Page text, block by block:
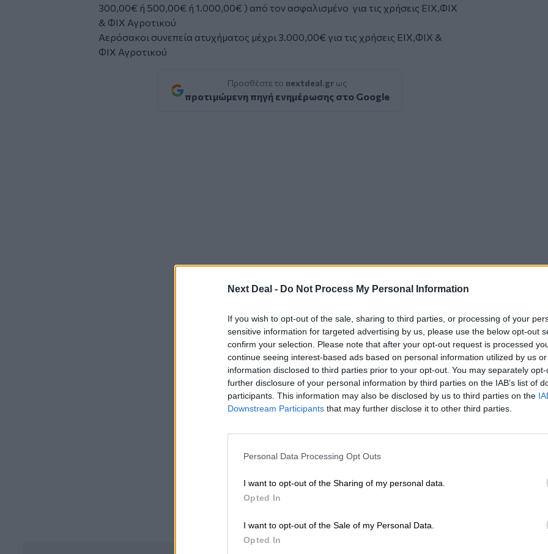
Next Deal - Do Not Process My Personal Information
If you wish to opt-out of the sale, sharing to third parties, or processing of your
sensitive information for targeted advertising by us, please use the below opt-out
confirm your selection. Please note that after your opt-out request is processed
continue seeing interest-based ads based on personal information utilized by us
information disclosed to third parties prior to your opt-out. You may separately
further disclosure of your personal information by third parties on the IAB’s list of
participants. This information may also be disclosed by us to third parties on the
Downstream Participants that may further disclose it to other third parties.
Personal Data Processing Opt Outs
I want to opt-out of the Sharing of my personal data.
Opted In
I want to opt-out of the Sale of my Personal Data.
Opted In
300,00€ ή 500,00€ ή 1.000,00€ ) από τον ασφαλισμένο για τις χρήσεις ΕΙΧ,ΦΙΧ
& ΦΙΧ Αγροτικού
Αερόσακοι συνεπεία ατυχήματος μέχρι 3.000,00€ για τις χρήσεις ΕΙΧ,ΦΙΧ &
ΦΙΧ Αγροτικού
Προσθέστε το nextdeal.grως
προτιμώμενη πηγή ενημέρωσης στο Google